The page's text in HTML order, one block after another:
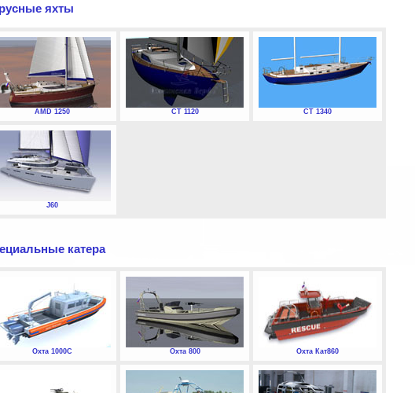
яхты
AMD 1250 СТ 1120 СТ 1340
J60
катера
Охта 1000С Охта 800 Охта Кат860